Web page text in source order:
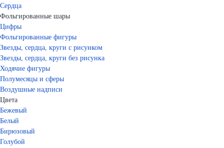
Сердца
Фольгированные шары
Цифры
Фольгированные фигуры
Звезды, сердца, круги с рисунком
Звезды, сердца, круги без рисунка
Ходячие фигуры
Полумесяцы и сферы
Воздушные надписи
Цвета
Бежевый
Белый
Бирюзовый
Голубой